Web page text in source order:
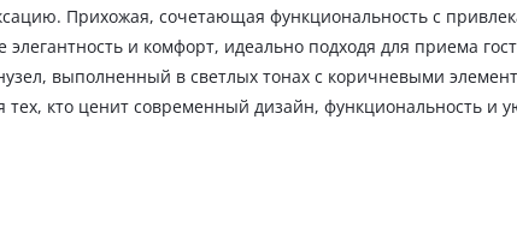
Прихожая, сочетающая функциональность с
и комфорт, идеально подходя для приема
выполненный в светлых тонах с коричневыми
кто ценит современный дизайн, функциональность и